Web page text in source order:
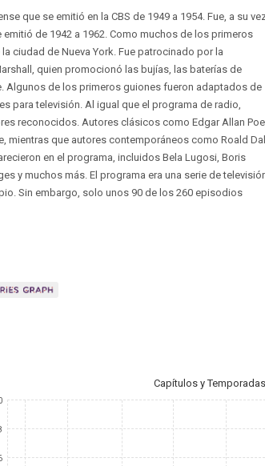
que se emitió en la CBS de 1949 a 1954. Fue, a su
de 1942 a 1962. Como muchos de los primeros
ciudad de Nueva York. Fue patrocinado por la
quien promocionó las bujías, las baterías de
Algunos de los primeros guiones fueron adaptados de
para televisión. Al igual que el programa de radio,
reconocidos. Autores clásicos como Edgar Allan
mientras que autores contemporáneos como Roald
en el programa, incluidos Bela Lugosi, Boris
y muchos más. El programa era una serie de
Sin embargo, solo unos 90 de los 260 episodios
Capítulos y Temporadas